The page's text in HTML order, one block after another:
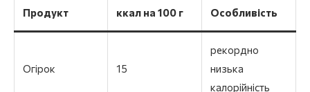
Продукт ккал на 100 г Особливість
Огірок 15
рекордно
низька
калорійність